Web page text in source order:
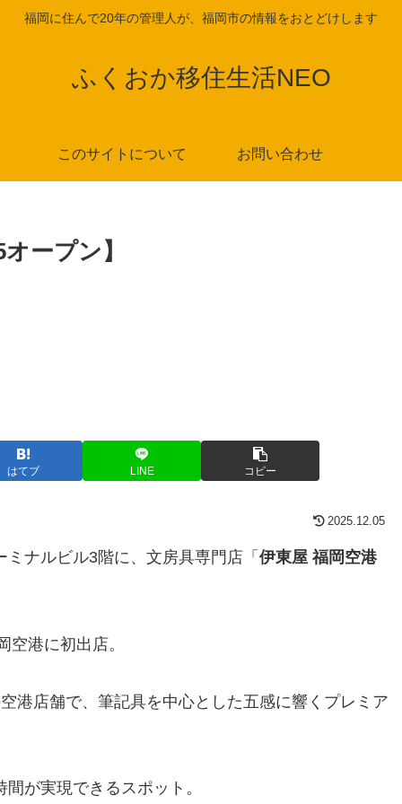
福岡に住んで20年の管理人が、福岡市の情報をおとどけします
ふくおか移住生活NEO
このサイトについて お問い合わせ
ープン】
はてブ LINE コピー
2025.12.05
ナルビル3階に、文房具専門店「 伊東屋 福岡空港
港に初出店。
港店舗で、筆記具を中心とした五感に響くプレミア
が実現できるスポット。